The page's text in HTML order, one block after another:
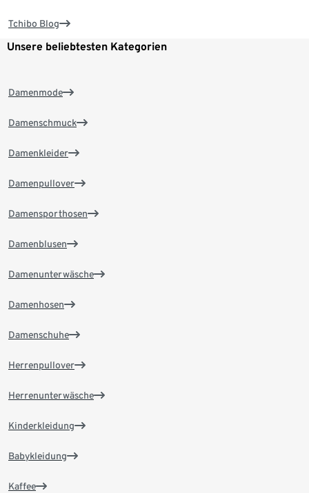
Tchibo Blog
Unsere beliebtesten Kategorien
Damenmode
Damenschmuck
Damenkleider
Damenpullover
Damensporthosen
Damenblusen
Damenunterwäsche
Damenhosen
Damenschuhe
Herrenpullover
Herrenunterwäsche
Kinderkleidung
Babykleidung
Kaffee